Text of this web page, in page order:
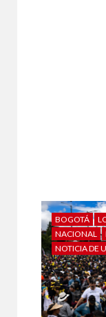
BOGOTÁ
NACIONAL
NOTICIA DE